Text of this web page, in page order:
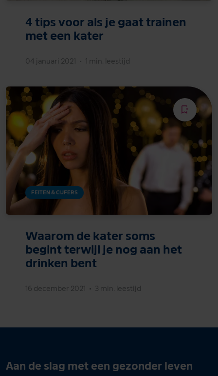
4 tips voor als je gaat trainen
met een kater
04 januari 2021 • 1 min. leestijd
FEITEN & CIJFERS
Waarom de kater soms
begint terwijl je nog aan het
drinken bent
16 december 2021 • 3 min. leestijd
Aan de slag met een gezonder leven